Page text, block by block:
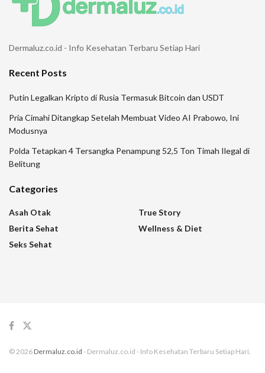
Dermaluz.co.id - Info Kesehatan Terbaru Setiap Hari
Recent Posts
Putin Legalkan Kripto di Rusia Termasuk Bitcoin dan USDT
Pria Cimahi Ditangkap Setelah Membuat Video AI Prabowo, Ini
Modusnya
Polda Tetapkan 4 Tersangka Penampung 52,5 Ton Timah Ilegal di
Belitung
Categories
Asah Otak
Berita Sehat
Seks Sehat
True Story
Wellness & Diet
© 2026 Dermaluz.co.id - Dermaluz.co.id - Info Kesehatan Terbaru Setiap Hari.